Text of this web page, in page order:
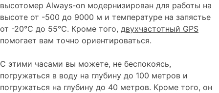
высотомер Always-on модернизирован для работы на
высоте от -500 до 9000 м и температуре на запястье
от -20°C до 55°C. Кроме того, двухчастотный GPS
помогает вам точно ориентироваться.
С этими часами вы можете, не беспокоясь,
погружаться в воду на глубину до 100 метров и
погружаться на глубину до 40 метров. Кроме того, он